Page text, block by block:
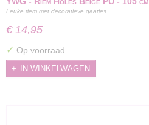
Leuke riem met decoratieve gaatjes.
€ 14,95
✓ Op voorraad
IN WINKELWAGEN